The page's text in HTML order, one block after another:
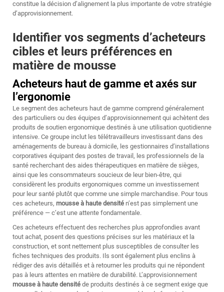
constitue la décision d’alignement la plus importante de votre stratégie
d’approvisionnement.
Identifier vos segments d’acheteurs
cibles et leurs préférences en
matière de mousse
Acheteurs haut de gamme et axés sur
l’ergonomie
Le segment des acheteurs haut de gamme comprend généralement
des particuliers ou des équipes d’approvisionnement qui achètent des
produits de soutien ergonomique destinés à une utilisation quotidienne
intensive. Ce groupe inclut les télétravailleurs investissant dans des
aménagements de bureau à domicile, les gestionnaires d’installations
corporatives équipant des postes de travail, les professionnels de la
santé recherchant des aides thérapeutiques en matière de sièges,
ainsi que les consommateurs soucieux de leur bien-être, qui
considèrent les produits ergonomiques comme un investissement
pour leur santé plutôt que comme une simple marchandise. Pour tous
ces acheteurs, mousse à haute densité n’est pas simplement une
préférence — c’est une attente fondamentale.
Ces acheteurs effectuent des recherches plus approfondies avant
tout achat, posent des questions précises sur les matériaux et la
construction, et sont nettement plus susceptibles de consulter les
fiches techniques des produits. Ils sont également plus enclins à
rédiger des avis détaillés et à retourner les produits qui ne répondent
pas à leurs attentes en matière de durabilité. L’approvisionnement
mousse à haute densité de produits destinés à ce segment exige que